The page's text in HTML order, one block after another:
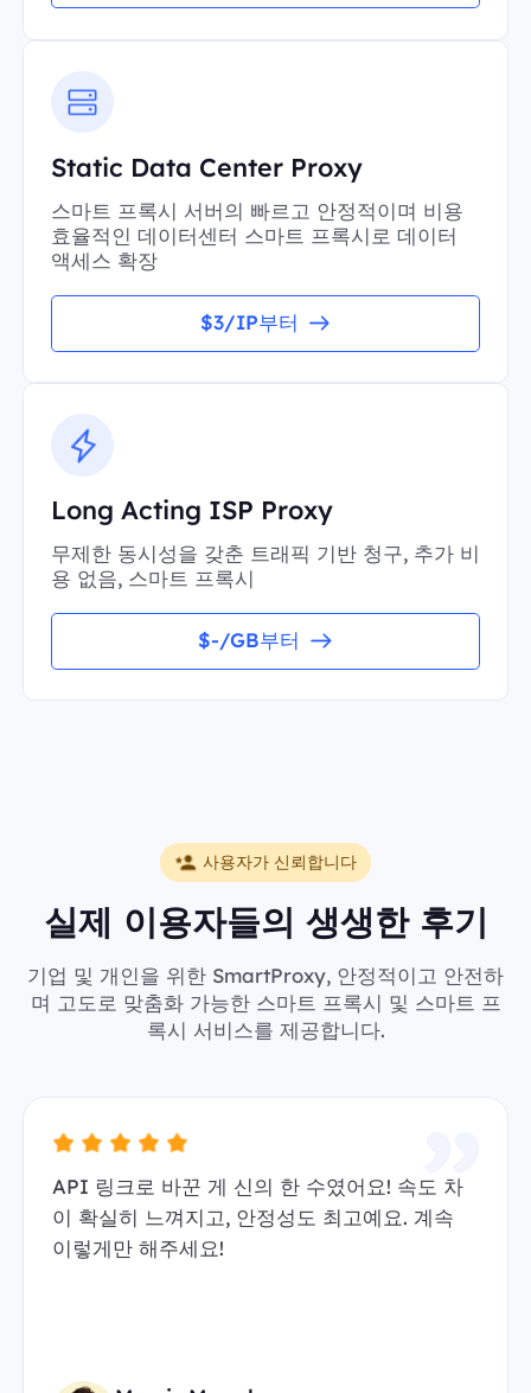
Static Data Center Proxy
스마트 프록시 서버의 빠르고 안정적이며 비용
효율적인 데이터센터 스마트 프록시로 데이터
액세스 확장
$3/IP부터
Long Acting ISP Proxy
무제한 동시성을 갖춘 트래픽 기반 청구, 추가 비
용 없음, 스마트 프록시
$-/GB부터
사용자가 신뢰합니다
실제 이용자들의 생생한 후기
기업 및 개인을 위한 SmartProxy, 안정적이고 안전하
며 고도로 맞춤화 가능한 스마트 프록시 및 스마트 프
록시 서비스를 제공합니다.
API 링크로 바꾼 게 신의 한 수였어요! 속도 차
이 확실히 느껴지고, 안정성도 최고예요. 계속
이렇게만 해주세요!